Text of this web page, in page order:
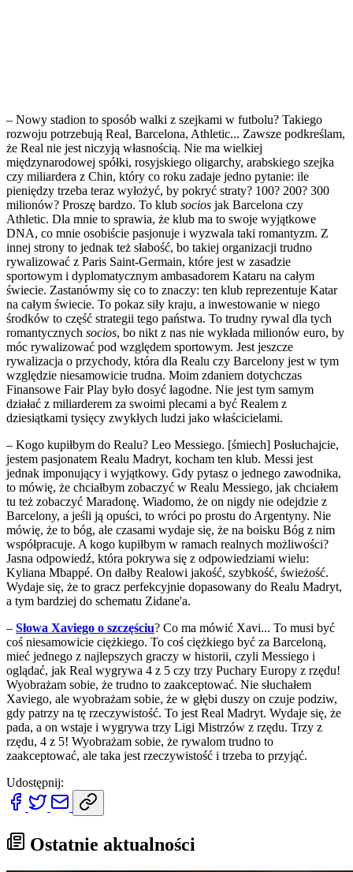
– Nowy stadion to sposób walki z szejkami w futbolu? Takiego
rozwoju potrzebują Real, Barcelona, Athletic... Zawsze podkreślam,
że Real nie jest niczyją własnością. Nie ma wielkiej
międzynarodowej spółki, rosyjskiego oligarchy, arabskiego szejka
czy miliardera z Chin, który co roku zadaje jedno pytanie: ile
pieniędzy trzeba teraz wyłożyć, by pokryć straty? 100? 200? 300
milionów? Proszę bardzo. To klub socios jak Barcelona czy
Athletic. Dla mnie to sprawia, że klub ma to swoje wyjątkowe
DNA, co mnie osobiście pasjonuje i wyzwala taki romantyzm. Z
innej strony to jednak też słabość, bo takiej organizacji trudno
rywalizować z Paris Saint-Germain, które jest w zasadzie
sportowym i dyplomatycznym ambasadorem Kataru na całym
świecie. Zastanówmy się co to znaczy: ten klub reprezentuje Katar
na całym świecie. To pokaz siły kraju, a inwestowanie w niego
środków to część strategii tego państwa. To trudny rywal dla tych
romantycznych socios, bo nikt z nas nie wykłada milionów euro, by
móc rywalizować pod względem sportowym. Jest jeszcze
rywalizacja o przychody, która dla Realu czy Barcelony jest w tym
względzie niesamowicie trudna. Moim zdaniem dotychczas
Finansowe Fair Play było dosyć łagodne. Nie jest tym samym
działać z miliarderem za swoimi plecami a być Realem z
dziesiątkami tysięcy zwykłych ludzi jako właścicielami.
– Kogo kupiłbym do Realu? Leo Messiego. [śmiech] Posłuchajcie,
jestem pasjonatem Realu Madryt, kocham ten klub. Messi jest
jednak imponujący i wyjątkowy. Gdy pytasz o jednego zawodnika,
to mówię, że chciałbym zobaczyć w Realu Messiego, jak chciałem
tu też zobaczyć Maradonę. Wiadomo, że on nigdy nie odejdzie z
Barcelony, a jeśli ją opuści, to wróci po prostu do Argentyny. Nie
mówię, że to bóg, ale czasami wydaje się, że na boisku Bóg z nim
współpracuje. A kogo kupiłbym w ramach realnych możliwości?
Jasna odpowiedź, która pokrywa się z odpowiedziami wielu:
Kyliana Mbappé. On dałby Realowi jakość, szybkość, świeżość.
Wydaje się, że to gracz perfekcyjnie dopasowany do Realu Madryt,
a tym bardziej do schematu Zidane'a.
– Słowa Xaviego o szczęściu? Co ma mówić Xavi... To musi być
coś niesamowicie ciężkiego. To coś ciężkiego być za Barceloną,
mieć jednego z najlepszych graczy w historii, czyli Messiego i
oglądać, jak Real wygrywa 4 z 5 czy trzy Puchary Europy z rzędu!
Wyobrażam sobie, że trudno to zaakceptować. Nie słuchałem
Xaviego, ale wyobrażam sobie, że w głębi duszy on czuje podziw,
gdy patrzy na tę rzeczywistość. To jest Real Madryt. Wydaje się, że
pada, a on wstaje i wygrywa trzy Ligi Mistrzów z rzędu. Trzy z
rzędu, 4 z 5! Wyobrażam sobie, że rywalom trudno to
zaakceptować, ale taka jest rzeczywistość i trzeba to przyjąć.
Udostępnij:
Ostatnie aktualności